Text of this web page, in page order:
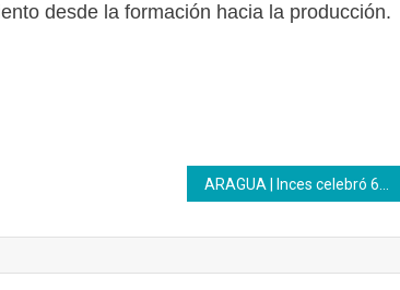
desde la formación hacia la producción.